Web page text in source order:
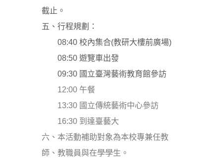
截止。
五、行程規劃：
08:40 校內集合(教研大樓前廣場)
08:50 遊覽車出發
09:30 國立臺灣藝術教育館參訪
12:00 午餐
13:30 國立傳統藝術中心參訪
16:30 到達臺藝大
六、本活動補助對象為本校專兼任教
師、教職員與在學學生。